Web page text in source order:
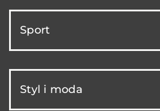
Sport
Styl i moda